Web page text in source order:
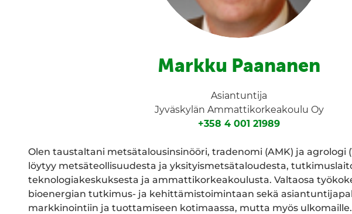
Markku Paananen
Asiantuntija
Jyväskylän Ammattikorkeakoulu Oy
+358 4 001 21989
Olen taustaltani metsätalousinsinööri, tradenomi (AMK) ja agrologi
löytyy metsäteollisuudesta ja yksityismetsätaloudesta,
teknologiakeskuksesta ja ammattikorkeakoulusta. Valtaosa
bioenergian tutkimus- ja kehittämistoimintaan sekä
markkinointiin ja tuottamiseen kotimaassa, mutta myös